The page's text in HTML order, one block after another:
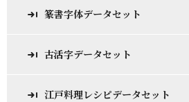
篆書字体データセット
古活字データセット
江戸料理レシピデータセット